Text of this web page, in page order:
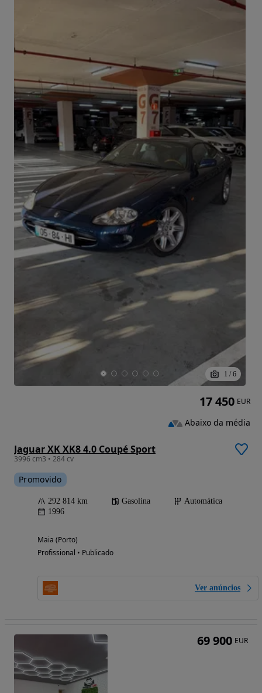
1 / 6
Jaguar XK XK8 4.0 Coupé Sport
3996 cm3 • 284 cv
Promovido
292 814 km Gasolina
Automática
1996
Maia (Porto)
Profissional • Publicado
Ver anúncios
17 450 EUR
Abaixo da média
69 900 EUR